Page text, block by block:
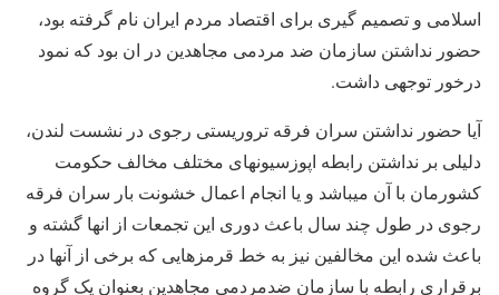
اسلامی و تصمیم گیری برای اقتصاد مردم ایران نام گرفته بود،
حضور نداشتن سازمان ضد مردمی مجاهدین در ان بود که نمود
درخور توجهی داشت.
آیا حضور نداشتن سران فرقه تروریستی رجوی در نشست لندن،
دلیلی بر نداشتن رابطه اپوزسیونهای مختلف مخالف حکومت
کشورمان با آن میباشد و یا انجام اعمال خشونت بار سران فرقه
رجوی در طول چند سال باعث دوری این تجمعات از انها گشته و
باعث شده این مخالفین نیز به خط قرمزهایی که برخی از آنها در
برقراری رابطه با سازمان ضدمردمی مجاهدین بعنوان یک گروه